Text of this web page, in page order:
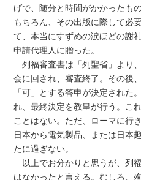
げで、随分と時間がかかったも
もちろん、その出版に際して必
て、本当にすずめの涙ほどの謝
申請代理人に贈った。
列福審査書は「列聖省」より
会に回され、審査終了。その後
「可」とする答申が決定された
れ、最終決定を教皇が行う。こ
ことはない。ただ、ローマに行
日本から電気製品、または日本
たに過ぎない。
以上でお分かりと思うが、列
はなかったと言える。むしろ、